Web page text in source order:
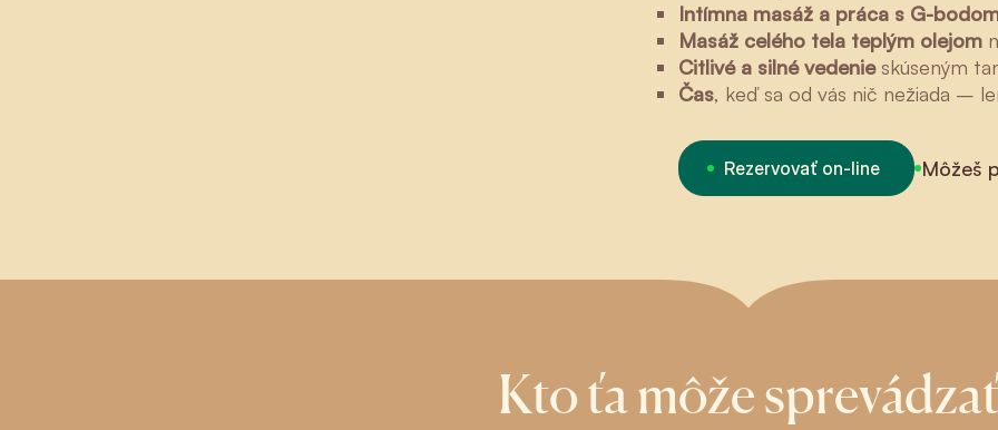
Intímna masáž a práca s G-
Masáž celého tela teplým olejom
Citlivé a silné vedenie skúseným
Čas, keď sa od vás nič nežiada –
Rezervovať on-line Môžeš
Kto ťa môže sprevádzať